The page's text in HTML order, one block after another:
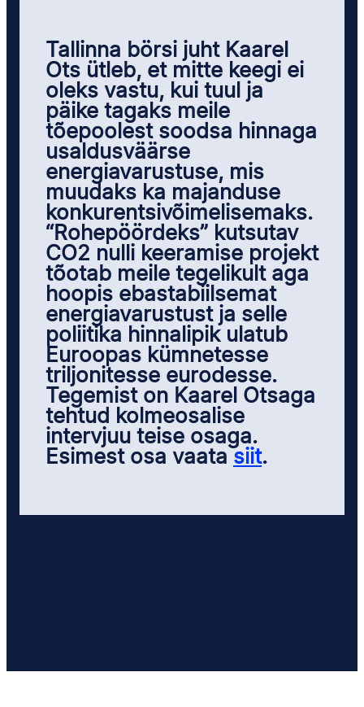
Tallinna börsi juht Kaarel
Ots ütleb, et mitte keegi ei
oleks vastu, kui tuul ja
päike tagaks meile
tõepoolest soodsa hinnaga
usaldusväärse
energiavarustuse, mis
muudaks ka majanduse
konkurentsivõimelisemaks.
“Rohepöördeks” kutsutav
CO2 nulli keeramise projekt
tõotab meile tegelikult aga
hoopis ebastabiilsemat
energiavarustust ja selle
poliitika hinnalipik ulatub
Euroopas kümnetesse
triljonitesse eurodesse.
Tegemist on Kaarel Otsaga
tehtud kolmeosalise
intervjuu teise osaga.
Esimest osa vaata siit.